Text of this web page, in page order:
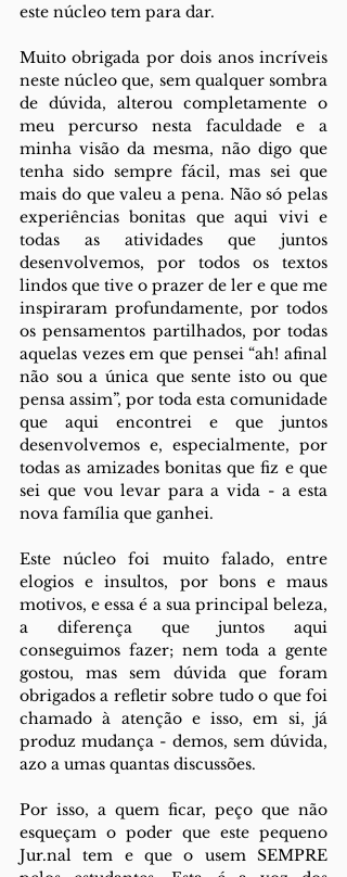
este núcleo tem para dar.
Muito obrigada por dois anos incríveis
neste núcleo que, sem qualquer sombra
de dúvida, alterou completamente o
meu percurso nesta faculdade e a
minha visão da mesma, não digo que
tenha sido sempre fácil, mas sei que
mais do que valeu a pena. Não só pelas
experiências bonitas que aqui vivi e
todas as atividades que juntos
desenvolvemos, por todos os textos
lindos que tive o prazer de ler e que me
inspiraram profundamente, por todos
os pensamentos partilhados, por todas
aquelas vezes em que pensei “ah! afinal
não sou a única que sente isto ou que
pensa assim”, por toda esta comunidade
que aqui encontrei e que juntos
desenvolvemos e, especialmente, por
todas as amizades bonitas que fiz e que
sei que vou levar para a vida - a esta
nova família que ganhei.
Este núcleo foi muito falado, entre
elogios e insultos, por bons e maus
motivos, e essa é a sua principal beleza,
a diferença que juntos aqui
conseguimos fazer; nem toda a gente
gostou, mas sem dúvida que foram
obrigados a refletir sobre tudo o que foi
chamado à atenção e isso, em si, já
produz mudança - demos, sem dúvida,
azo a umas quantas discussões.
Por isso, a quem ficar, peço que não
esqueçam o poder que este pequeno
Jur.nal tem e que o usem SEMPRE